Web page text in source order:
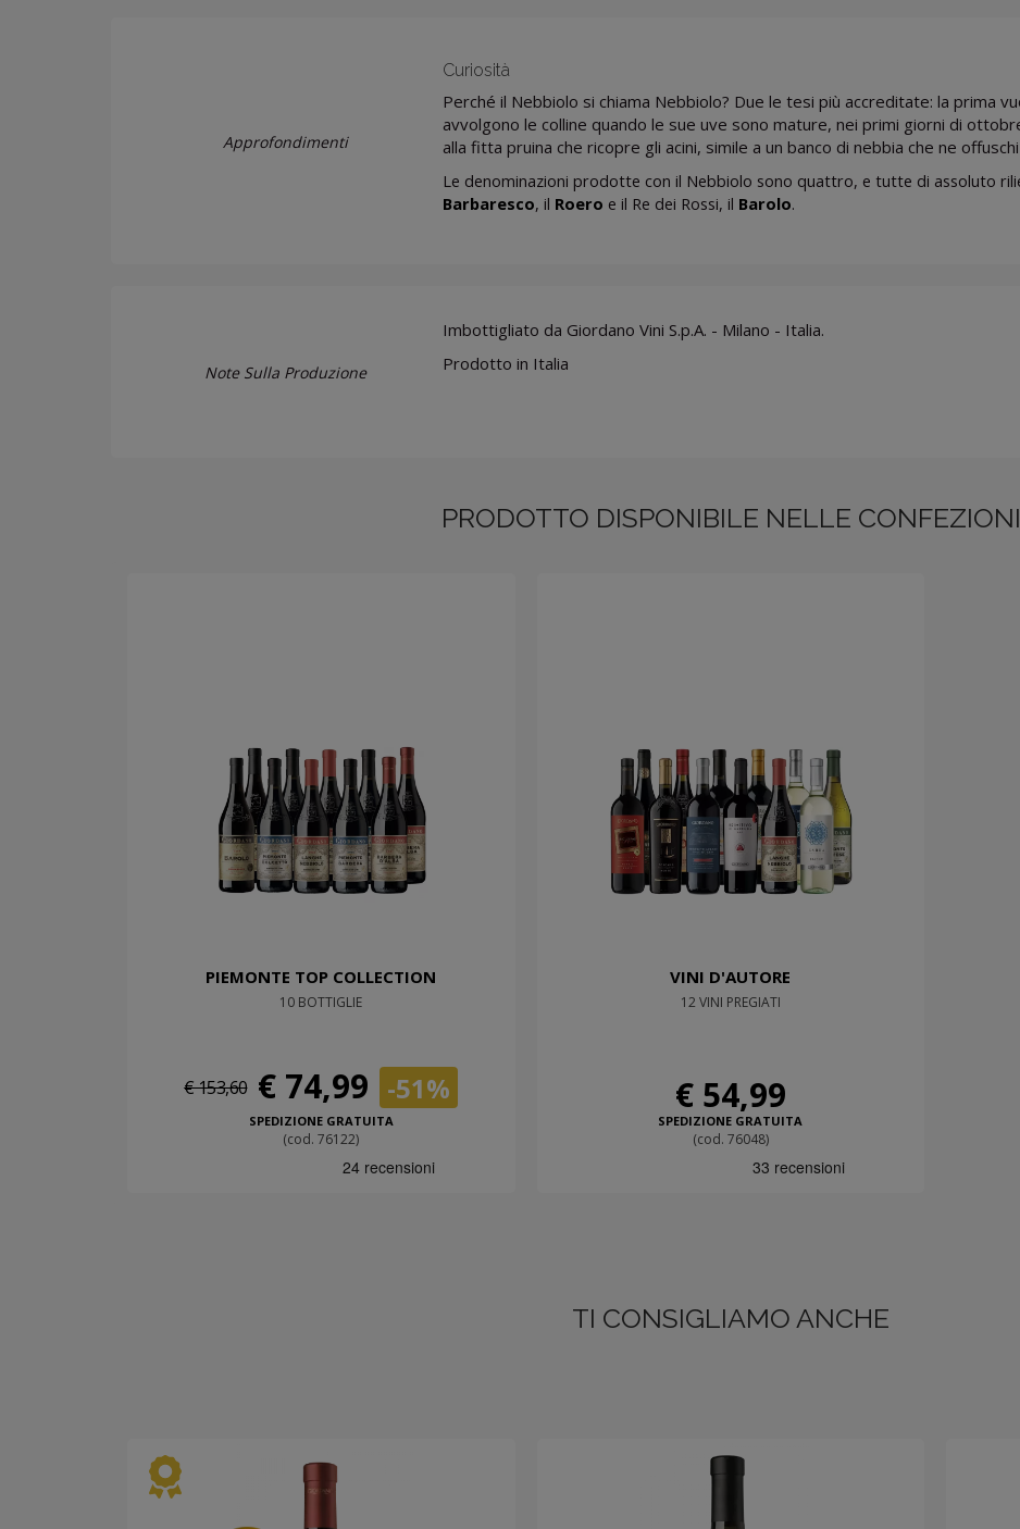
Approfondimenti
Curiosità
Perché il Nebbiolo si chiama Nebbiolo? Due le tesi più accreditate: la prima
avvolgono le colline quando le sue uve sono mature, nei primi giorni di
alla fitta pruina che ricopre gli acini, simile a un banco di nebbia che ne
Le denominazioni prodotte con il Nebbiolo sono quattro, e tutte di assoluto
Barbaresco, il Roero e il Re dei Rossi, il Barolo.
Note Sulla Produzione
Imbottigliato da Giordano Vini S.p.A. - Milano - Italia.
Prodotto in Italia
PRODOTTO DISPONIBILE NELLE CONFEZIONI
PIEMONTE TOP COLLECTION
10 BOTTIGLIE
€ 153,60 € 74,99 -51%
SPEDIZIONE GRATUITA
(cod. 76122)
VINI D'AUTORE
12 VINI PREGIATI
€ 54,99
SPEDIZIONE GRATUITA
(cod. 76048)
TI CONSIGLIAMO ANCHE